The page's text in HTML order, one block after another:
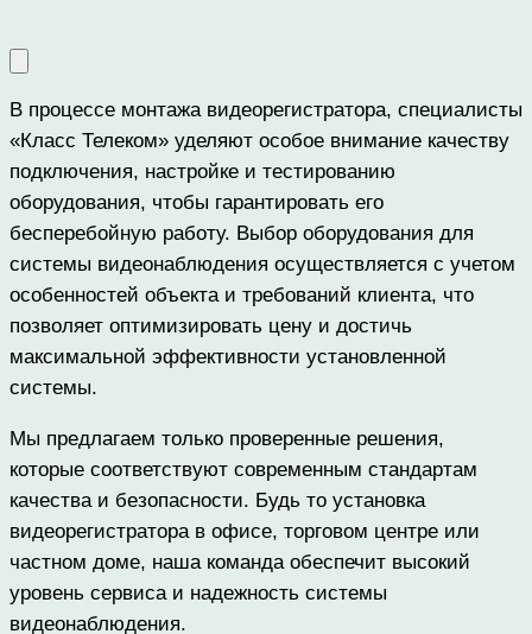
В процессе монтажа видеорегистратора, специалисты
«Класс Телеком» уделяют особое внимание качеству
подключения, настройке и тестированию
оборудования, чтобы гарантировать его
бесперебойную работу. Выбор оборудования для
системы видеонаблюдения осуществляется с учетом
особенностей объекта и требований клиента, что
позволяет оптимизировать цену и достичь
максимальной эффективности установленной
системы.
Мы предлагаем только проверенные решения,
которые соответствуют современным стандартам
качества и безопасности. Будь то установка
видеорегистратора в офисе, торговом центре или
частном доме, наша команда обеспечит высокий
уровень сервиса и надежность системы
видеонаблюдения.